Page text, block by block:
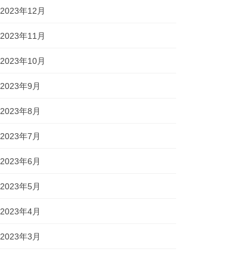
2023年12月
2023年11月
2023年10月
2023年9月
2023年8月
2023年7月
2023年6月
2023年5月
2023年4月
2023年3月